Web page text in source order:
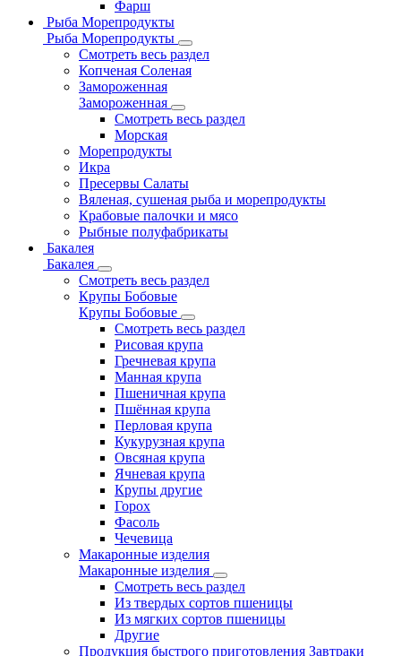
Фарш
Рыба Морепродукты
Рыба Морепродукты
Смотреть весь раздел
Копченая Соленая
Замороженная
Замороженная
Смотреть весь раздел
Морская
Морепродукты
Икра
Пресервы Салаты
Вяленая, сушеная рыба и морепродукты
Крабовые палочки и мясо
Рыбные полуфабрикаты
Бакалея
Бакалея
Смотреть весь раздел
Крупы Бобовые
Крупы Бобовые
Смотреть весь раздел
Рисовая крупа
Гречневая крупа
Манная крупа
Пшеничная крупа
Пшённая крупа
Перловая крупа
Кукурузная крупа
Овсяная крупа
Ячневая крупа
Крупы другие
Горох
Фасоль
Чечевица
Макаронные изделия
Макаронные изделия
Смотреть весь раздел
Из твердых сортов пшеницы
Из мягких сортов пшеницы
Другие
Продукция быстрого приготовления Завтраки